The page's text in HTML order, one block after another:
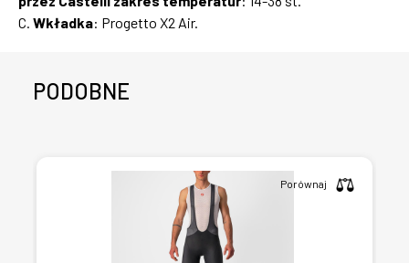
C. Wkładka: Progetto X2 Air.
PODOBNE
Porównaj